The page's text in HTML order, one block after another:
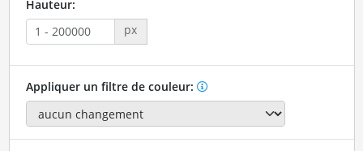
Hauteur:
px
Appliquer un filtre de couleur: